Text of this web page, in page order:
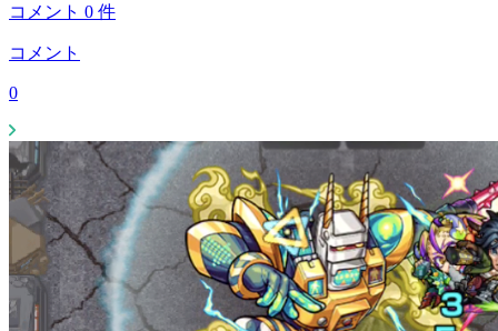
コメント 0 件
コメント
0